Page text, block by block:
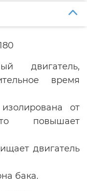
двигатель,
время
от
повышает
двигатель
бака.